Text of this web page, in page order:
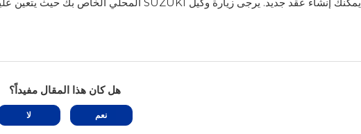
هل كان هذا المقال مفيداً؟
نعم لا